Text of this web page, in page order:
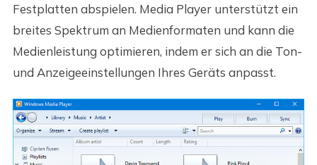
Festplatten abspielen. Media Player unterstützt ein
breites Spektrum an Medienformaten und kann die
Medienleistung optimieren, indem er sich an die Ton-
und Anzeigeeinstellungen Ihres Geräts anpasst.